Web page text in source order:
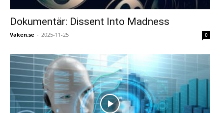
Dokumentär: Dissent Into Madness
Vaken.se - 2025-11-25 0